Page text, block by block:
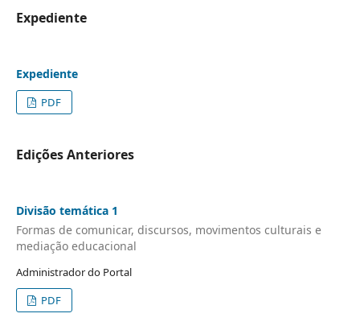
Expediente
Expediente
PDF
Edições Anteriores
Divisão temática 1
Formas de comunicar, discursos, movimentos culturais e
mediação educacional
Administrador do Portal
PDF